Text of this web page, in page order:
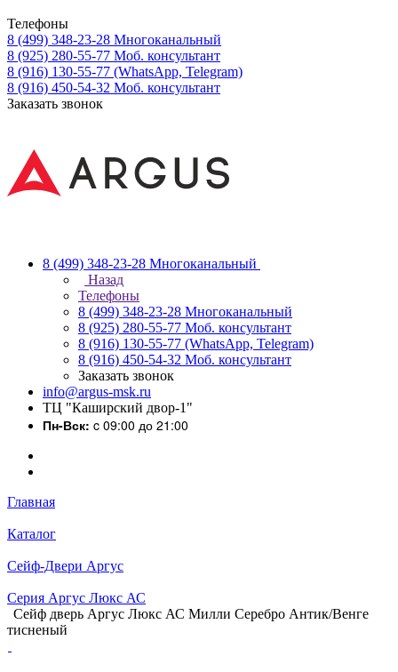
Телефоны
8 (499) 348-23-28 Многоканальный
8 (925) 280-55-77 Моб. консультант
8 (916) 130-55-77 (WhatsApp, Telegram)
8 (916) 450-54-32 Моб. консультант
Заказать звонок
8 (499) 348-23-28 Многоканальный
Назад
Телефоны
8 (499) 348-23-28 Многоканальный
8 (925) 280-55-77 Моб. консультант
8 (916) 130-55-77 (WhatsApp, Telegram)
8 (916) 450-54-32 Моб. консультант
Заказать звонок
info@argus-msk.ru
ТЦ "Каширский двор-1"
Пн-Вск: c 09:00 до 21:00
Главная
Каталог
Сейф-Двери Аргус
Серия Аргус Люкс АС
Сейф дверь Аргус Люкс АС Милли Серебро Антик/Венге
тисненый